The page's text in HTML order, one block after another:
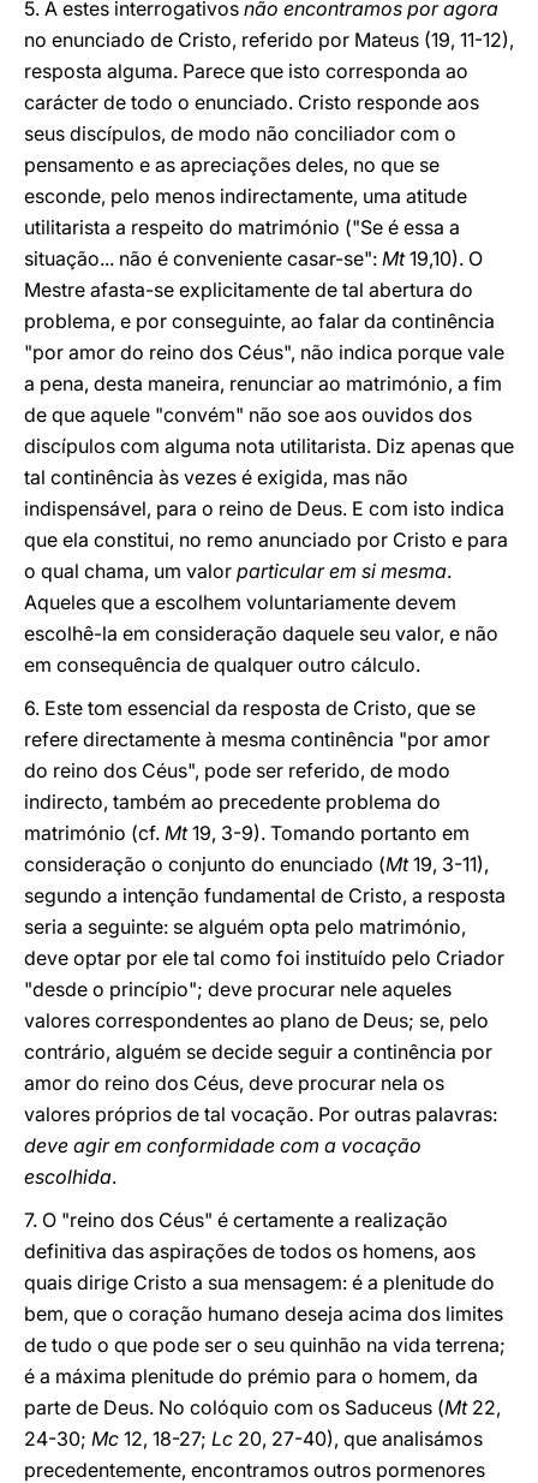
5. A estes interrogativos não encontramos por agora
no enunciado de Cristo, referido por Mateus (19, 11-12),
resposta alguma. Parece que isto corresponda ao
carácter de todo o enunciado. Cristo responde aos
seus discípulos, de modo não conciliador com o
pensamento e as apreciações deles, no que se
esconde, pelo menos indirectamente, uma atitude
utilitarista a respeito do matrimónio ("Se é essa a
situação... não é conveniente casar-se": Mt19,10). O
Mestre afasta-se explicitamente de tal abertura do
problema, e por conseguinte, ao falar da continência
"por amor do reino dos Céus", não indica porque vale
a pena, desta maneira, renunciar ao matrimónio, a fim
de que aquele "convém" não soe aos ouvidos dos
discípulos com alguma nota utilitarista. Diz apenas que
tal continência às vezes é exigida, mas não
indispensável, para o reino de Deus. E com isto indica
que ela constitui, no remo anunciado por Cristo e para
o qual chama, um valor particular em si mesma.
Aqueles que a escolhem voluntariamente devem
escolhê-la em consideração daquele seu valor, e não
em consequência de qualquer outro cálculo.
6. Este tom essencial da resposta de Cristo, que se
refere directamente à mesma continência "por amor
do reino dos Céus", pode ser referido, de modo
indirecto, também ao precedente problema do
matrimónio (cf. Mt19, 3-9). Tomando portanto em
consideração o conjunto do enunciado (Mt19, 3-11),
segundo a intenção fundamental de Cristo, a resposta
seria a seguinte: se alguém opta pelo matrimónio,
deve optar por ele tal como foi instituído pelo Criador
"desde o princípio"; deve procurar nele aqueles
valores correspondentes ao plano de Deus; se, pelo
contrário, alguém se decide seguir a continência por
amor do reino dos Céus, deve procurar nela os
valores próprios de tal vocação. Por outras palavras:
deve agir em conformidade com a vocação
escolhida.
7. O "reino dos Céus" é certamente a realização
definitiva das aspirações de todos os homens, aos
quais dirige Cristo a sua mensagem: é a plenitude do
bem, que o coração humano deseja acima dos limites
de tudo o que pode ser o seu quinhão na vida terrena;
é a máxima plenitude do prémio para o homem, da
parte de Deus. No colóquio com os Saduceus (Mt22,
24-30; Mc 12, 18-27; Lc 20, 27-40), que analisámos
precedentemente, encontramos outros pormenores